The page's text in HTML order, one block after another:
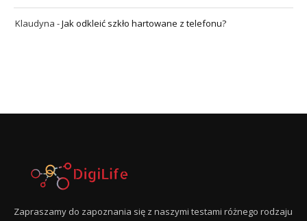
Klaudyna -Jak odkleić szkło hartowane z telefonu?
Zapraszamy do zapoznania się z naszymi testami różnego rodzaju